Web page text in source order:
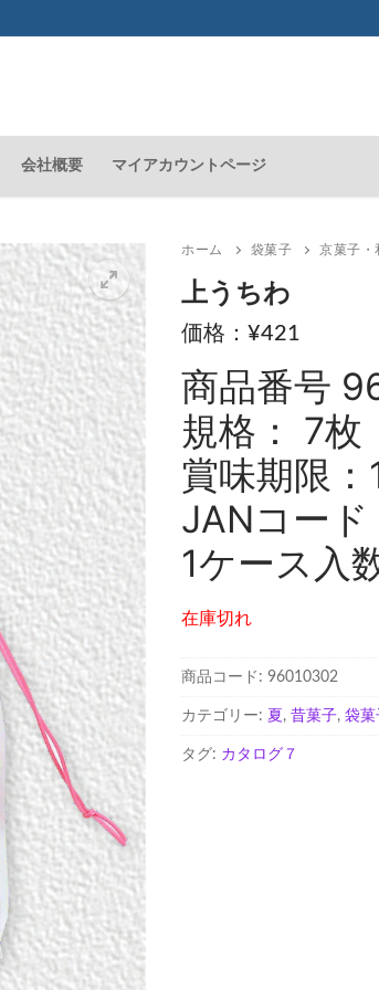
会社概要 マイアカウントページ
🔍
ホーム 袋菓子 京菓子・
上うちわ
¥421
商品番号
規格： 7枚
賞味期限：
JANコー
1ケース入
在庫切れ
商品コード: 96010302
カテゴリー: 夏 , 昔菓子, 袋菓
タグ: カタログ７